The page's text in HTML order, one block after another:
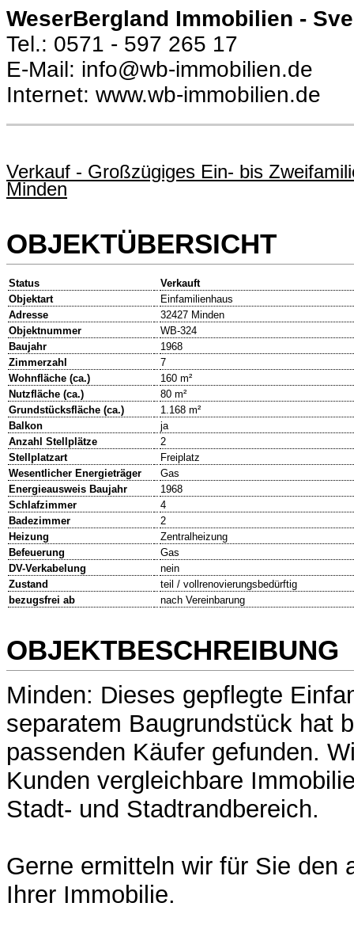
WeserBergland Immobilien -
Tel.: 0571 - 597 265 17
E-Mail: info@wb-immobilien.de
Internet: www.wb-immobilien.de
Verkauf - Großzügiges Ein- bis
Minden
OBJEKTÜBERSICHT
Status
Verkauft
Objektart
Einfamilienhaus
Adresse
32427 Minden
Objektnummer
WB-324
Baujahr
1968
Zimmerzahl
7
Wohnfläche (ca.)
160 m²
Nutzfläche (ca.)
80 m²
Grundstücksfläche (ca.)
1.168 m²
Balkon
ja
Anzahl Stellplätze
2
Stellplatzart
Freiplatz
Wesentlicher Energieträger
Gas
Energieausweis Baujahr
1968
Schlafzimmer
4
Badezimmer
2
Heizung
Zentralheizung
Befeuerung
Gas
DV-Verkabelung
nein
Zustand
teil / vollrenovierungsbedürftig
bezugsfrei ab
nach Vereinbarung
OBJEKTBESCHREIBUNG
Minden: Dieses gepflegte
separatem Baugrundstück hat
passenden Käufer gefunden.
Kunden vergleichbare
Stadt- und Stadtrandbereich.
Gerne ermitteln wir für Sie den
Ihrer Immobilie.